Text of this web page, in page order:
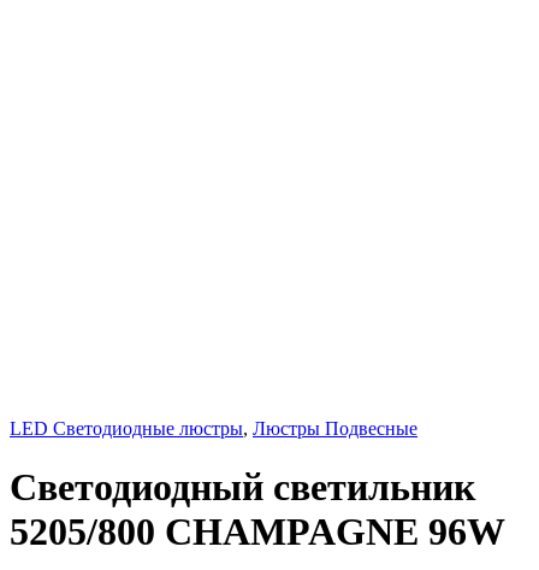
LED Светодиодные люстры, Люстры Подвесные
Светодиодный светильник
5205/800 CHAMPAGNE 96W